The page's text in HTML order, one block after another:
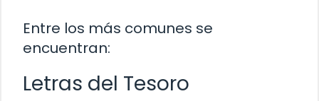
Entre los más comunes se
encuentran:
Letras del Tesoro